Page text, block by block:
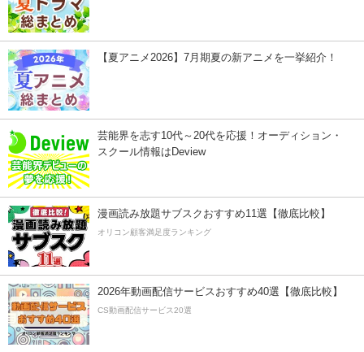
【夏アニメ2026】7月期夏の新アニメを一挙紹介！
芸能界を志す10代～20代を応援！オーディション・
スクール情報はDeview
漫画読み放題サブスクおすすめ11選【徹底比較】
オリコン顧客満足度ランキング
2026年動画配信サービスおすすめ40選【徹底比較】
CS動画配信サービス20選